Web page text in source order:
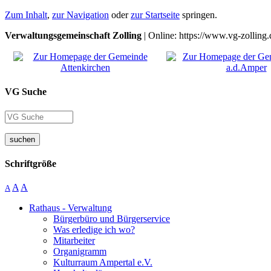
Zum Inhalt, zur Navigation oderzur Startseite springen.
Verwaltungsgemeinschaft Zolling | Online: https://www.vg-
VG Suche
suchen
Schriftgröße
A A A
Rathaus - Verwaltung
Bürgerbüro und Bürgerservice
Was erledige ich wo?
Mitarbeiter
Organigramm
Kulturraum Ampertal e.V.